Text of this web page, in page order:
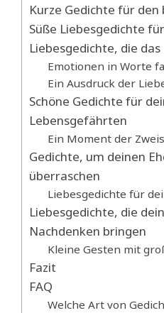
Kurze Gedichte für
Süße Liebesgedichte
Liebesgedichte, die
Emotionen in Worte
Ein Ausdruck der
Schöne Gedichte für
Lebensgefährten
Ein Moment der
Gedichte, um deinen
überraschen
Liebesgedichte für
Liebesgedichte, die
Nachdenken bringen
Kleine Gesten mit
Fazit
FAQ
Welche Art von